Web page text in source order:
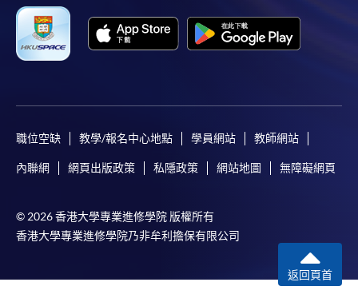
職位空缺 教學/報名中心地點 學員網站 教師網站
內聯網 網頁出版政策 私隱政策 網站地圖 無障礙網頁
© 2026 香港大學專業進修學院 版權所有
香港大學專業進修學院乃非牟利擔保有限公司
返回頁首